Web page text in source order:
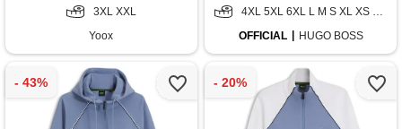
3XL XXL
Yoox
4XL 5XL 6XL L M S XL XS XXL XXXL
OFFICIAL
HUGO BOSS